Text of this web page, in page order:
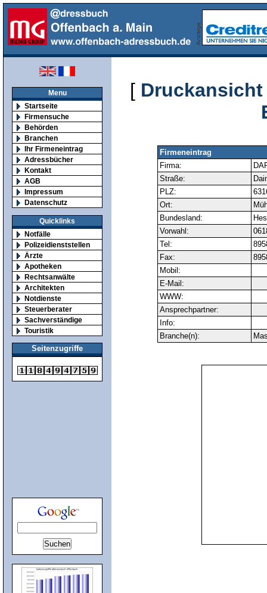
Menu
Startseite
Firmensuche
Behörden
Branchen
Ihr Firmeneintrag
Adressbücher
Kontakt
AGB
Impressum
Datenschutz
Quicklinks
Notfälle
Polizeidienststellen
Ärzte
Apotheken
Rechtsanwälte
Architekten
Notdienste
Steuerberater
Sachverständige
Touristik
Seitenzugriffe
[ Druckansicht
Firmeneintrag
Firma:
Straße:
PLZ:
Ort:
Bundesland:
Vorwahl:
Tel:
Fax:
Mobil:
E-Mail:
WWW:
Ansprechpartner:
Info:
Branche(n):